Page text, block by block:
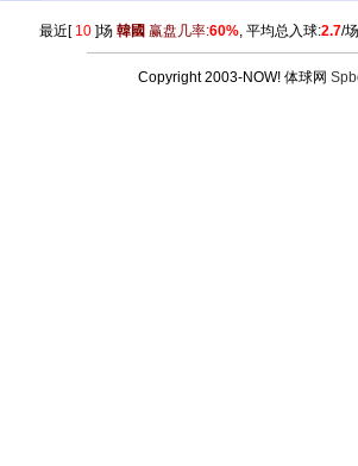
最近[ 10]场 韓國 赢盘几率:60%, 平均总入球:2.7/
Copyright 2003-NOW! 体球网